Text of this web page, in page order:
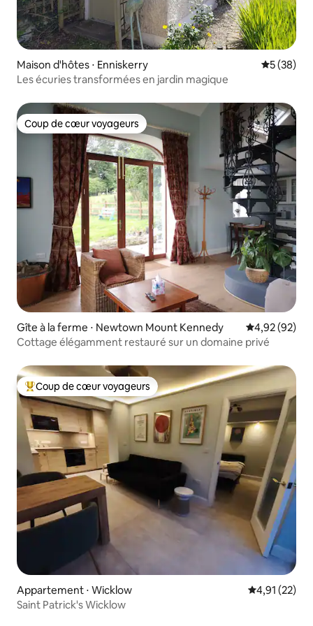
Maison d'hôtes ⋅ Enniskerry
5 (38)
Les écuries transformées en jardin magique
Coup de cœur voyageurs
Coup de cœur voyageurs
Gîte à la ferme ⋅ Newtown Mount Kennedy Évaluation
4,92 (92)
Cottage élégamment restauré sur un domaine privé
Coups de cœur voyageurs les plus appréciés
Coup de cœur voyageurs
Appartement ⋅ Wicklow Évaluation
4,91 (22)
Saint Patrick's Wicklow